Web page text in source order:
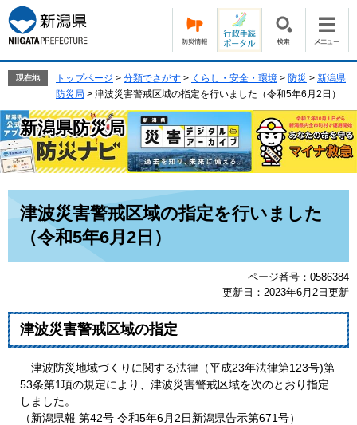
ー
ジ
の
で
す。
ニ
ュ
ー
ば
し
て
本
文
へ
現在地 トップページ > 分類でさがす > くらし・安全・環境 > 防災 > 新潟県
防災局 > 津波災害警戒区域の指定を行いました（令和5年6月2日）
新潟県防災局
津波災害警戒区域の指定を行いました
（令和5年6月2日）
ページ番号：0586384
更新日：2023年6月2日更新
津波災害警戒区域の指定
津波防災地域づくりに関する法律（平成23年法律第123号)第
53条第1項の規定により、津波災害警戒区域を次のとおり指定
しました。
（新潟県報 第42号 令和5年6月2日新潟県告示第671号）